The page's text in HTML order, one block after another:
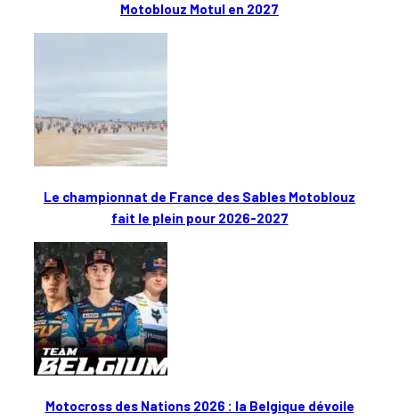
Motoblouz Motul en 2027
Le championnat de France des Sables Motoblouz
fait le plein pour 2026-2027
Motocross des Nations 2026 : la Belgique dévoile